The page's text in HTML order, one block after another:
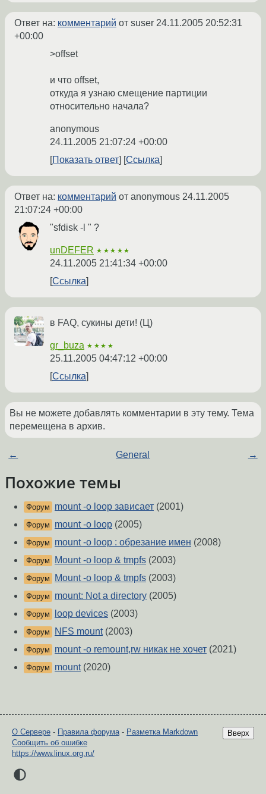
Ответ на: комментарий от suser 24.11.2005 20:52:31
+00:00
>offset
и что offset,
откуда я узнаю смещение партиции
относительно начала?
anonymous
24.11.2005 21:07:24 +00:00
Показать ответ
Ссылка
Ответ на: комментарий от anonymous 24.11.2005
21:07:24 +00:00
"sfdisk -l " ?
unDEFER ★★★★★
24.11.2005 21:41:34 +00:00
Ссылка
в FAQ, сукины дети! (Ц)
gr_buza ★★★★
25.11.2005 04:47:12 +00:00
Ссылка
Вы не можете добавлять комментарии в эту тему. Тема
перемещена в архив.
← General →
Похожие темы
Форум mount -o loop зависает (2001)
Форум mount -o loop (2005)
Форум mount -o loop : обрезание имен (2008)
Форум Mount -o loop & tmpfs (2003)
Форум Mount -o loop & tmpfs (2003)
Форум mount: Not a directory (2005)
Форум loop devices (2003)
Форум NFS mount(2003)
Форум mount -o remount,rw никак не хочет (2021)
Форум mount(2020)
Вверх
О Сервере - Правила форума- Разметка Markdown
Сообщить об ошибке
https://www.linux.org.ru/